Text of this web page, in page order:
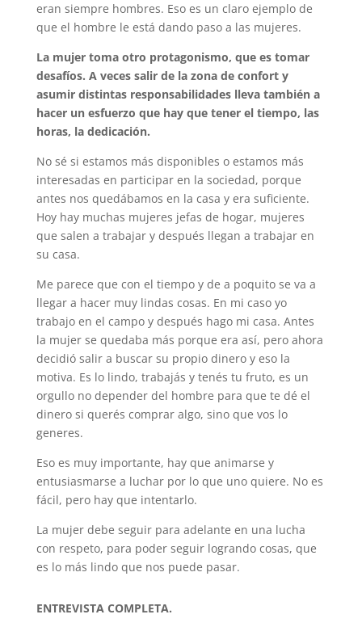
eran siempre hombres. Eso es un claro ejemplo de
que el hombre le está dando paso a las mujeres.
La mujer toma otro protagonismo, que es tomar
desafíos. A veces salir de la zona de confort y
asumir distintas responsabilidades lleva también a
hacer un esfuerzo que hay que tener el tiempo, las
horas, la dedicación.
No sé si estamos más disponibles o estamos más
interesadas en participar en la sociedad, porque
antes nos quedábamos en la casa y era suficiente.
Hoy hay muchas mujeres jefas de hogar, mujeres
que salen a trabajar y después llegan a trabajar en
su casa.
Me parece que con el tiempo y de a poquito se va a
llegar a hacer muy lindas cosas. En mi caso yo
trabajo en el campo y después hago mi casa. Antes
la mujer se quedaba más porque era así, pero ahora
decidió salir a buscar su propio dinero y eso la
motiva. Es lo lindo, trabajás y tenés tu fruto, es un
orgullo no depender del hombre para que te dé el
dinero si querés comprar algo, sino que vos lo
generes.
Eso es muy importante, hay que animarse y
entusiasmarse a luchar por lo que uno quiere. No es
fácil, pero hay que intentarlo.
La mujer debe seguir para adelante en una lucha
con respeto, para poder seguir logrando cosas, que
es lo más lindo que nos puede pasar.
ENTREVISTA COMPLETA.